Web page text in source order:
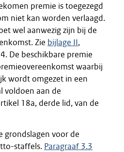
premie is toegezegd
niet kan worden verlaagd.
wel aanwezig zijn bij de
Zie bijlage II,
De beschikbare premie
waarbij
wordt omgezet in een
voldoen aan de
18a, derde lid, van de
grondslagen voor de
staffels. Paragraaf 3.3